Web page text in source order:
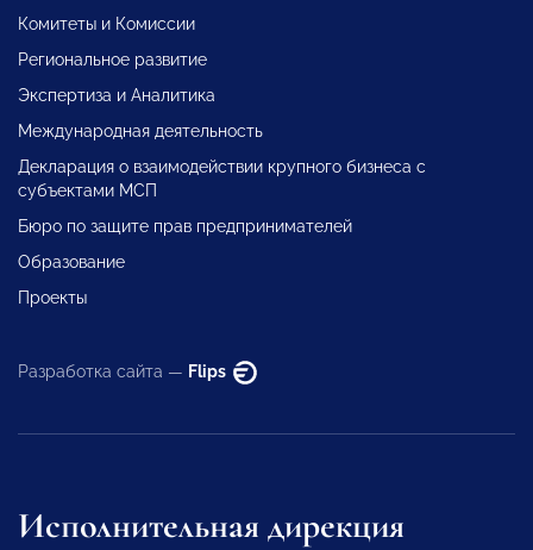
Комитеты и Комиссии
Региональное развитие
Экспертиза и Аналитика
Международная деятельность
Декларация о взаимодействии крупного бизнеса с
субъектами МСП
Бюро по защите прав предпринимателей
Образование
Проекты
Разработка сайта — Flips
Исполнительная дирекция